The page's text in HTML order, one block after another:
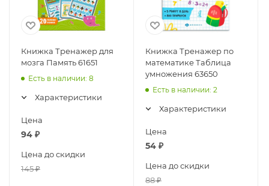
Книжка Тренажер для
мозга Память 61651
Есть в наличии: 8
Характеристики
Цена
94 ₽
Цена до скидки
145₽
Книжка Тренажер по
математике Таблица
умножения 63650
Есть в наличии: 2
Характеристики
Цена
54 ₽
Цена до скидки
88₽